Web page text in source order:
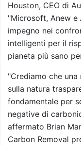
Houston, CEO di
"Microsoft, Anew
impegno nei
intelligenti per il
pianeta più sano
"Crediamo che
sulla natura
fondamentale per
negative di
affermato Brian
Carbon Removal